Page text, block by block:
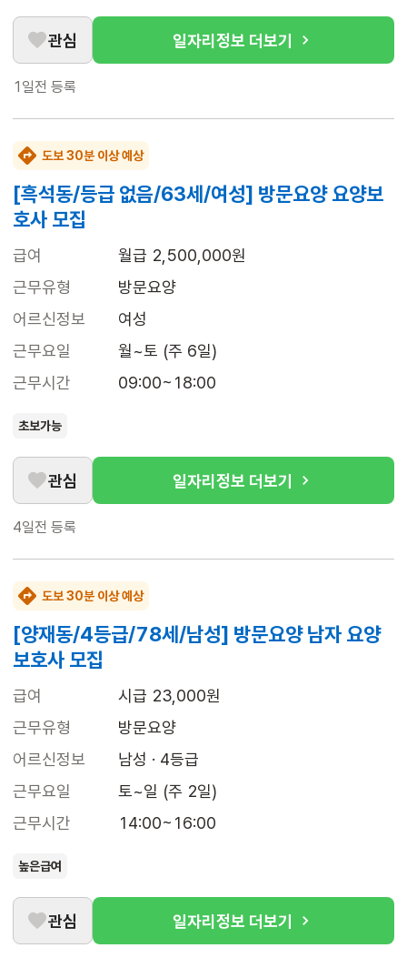
관심 일자리정보 더보기
1일전 등록
도보 30분 이상 예상
[흑석동/등급 없음/63세/여성] 방문요양 요양보
호사 모집
급여
월급 2,500,000원
근무유형
방문요양
어르신정보
여성
근무요일
월~토 (주 6일)
근무시간
09:00~18:00
초보가능
관심 일자리정보 더보기
4일전 등록
도보 30분 이상 예상
[양재동/4등급/78세/남성] 방문요양 남자 요양
보호사 모집
급여
시급 23,000원
근무유형
방문요양
어르신정보
남성 · 4등급
근무요일
토~일 (주 2일)
근무시간
14:00~16:00
높은급여
관심 일자리정보 더보기